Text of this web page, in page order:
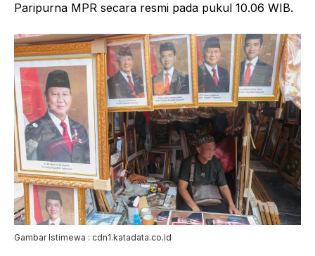
Paripurna MPR secara resmi pada pukul 10.06 WIB.
Gambar Istimewa : cdn1.katadata.co.id